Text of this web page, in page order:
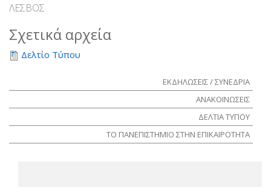
ΛΕΣΒΟΣ
Σχετικά αρχεία
Δελτίο Τύπου
ΕΚΔΗΛΩΣΕΙΣ / ΣΥΝΕΔΡΙΑ
ΑΝΑΚΟΙΝΩΣΕΙΣ
ΔΕΛΤΙΑ ΤΥΠΟΥ
ΤΟ ΠΑΝΕΠΙΣΤΗΜΙΟ ΣΤΗΝ ΕΠΙΚΑΙΡΟΤΗΤΑ